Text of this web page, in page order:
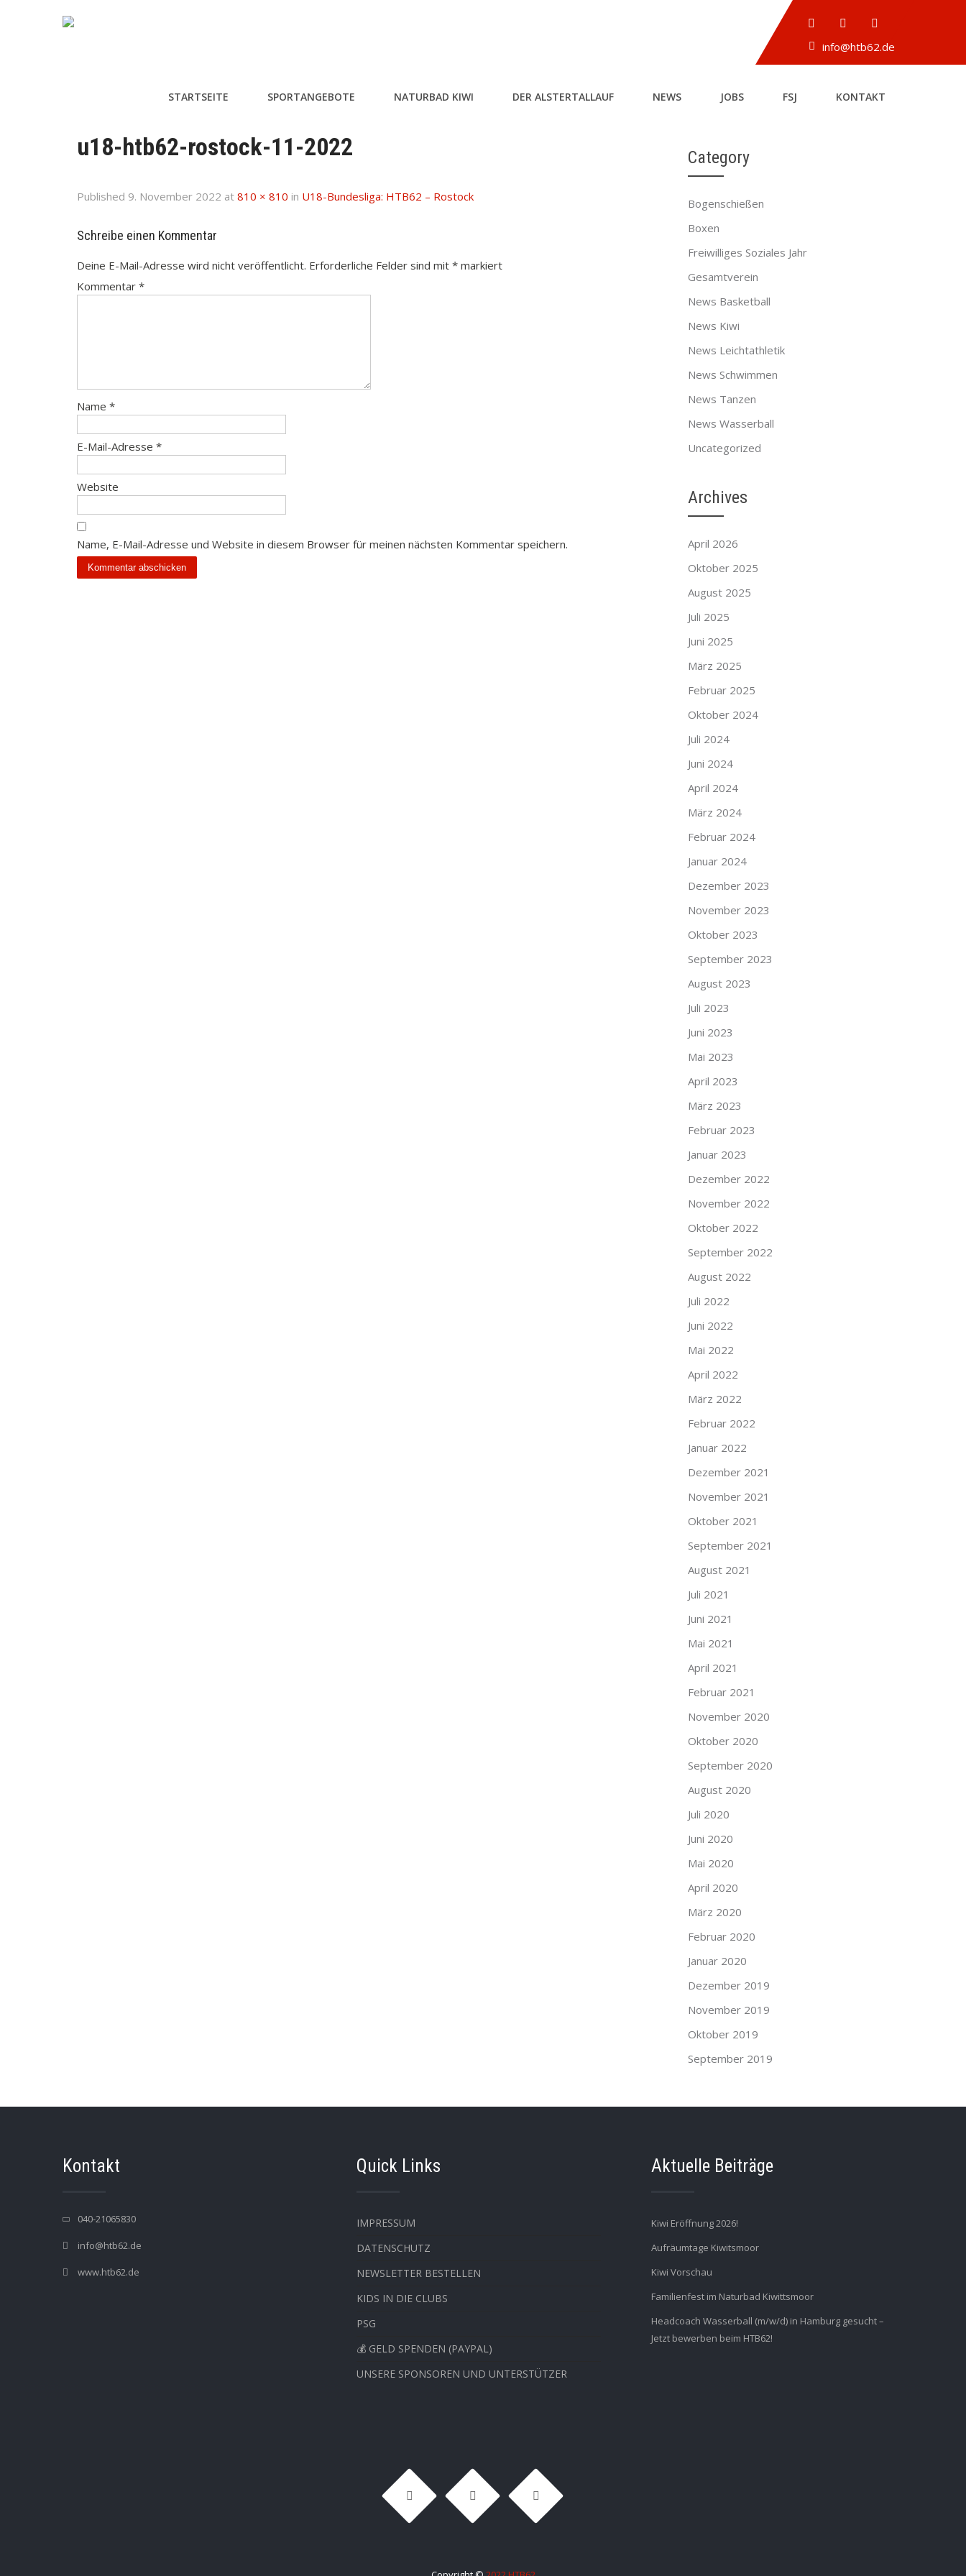
info@htb62.de
STARTSEITE SPORTANGEBOTE NATURBAD KIWI DER ALSTERTALLAUF NEWS JOBS FSJ KONTAKT
u18-htb62-rostock-11-2022
Published 9. November 2022 at 810 × 810 in U18-Bundesliga: HTB62 – Rostock
Schreibe einen Kommentar
Deine E-Mail-Adresse wird nicht veröffentlicht. Erforderliche Felder sind mit * markiert
Kommentar *
Name *
E-Mail-Adresse *
Website
Name, E-Mail-Adresse und Website in diesem Browser für meinen nächsten Kommentar speichern.
Category
Bogenschießen
Boxen
Freiwilliges Soziales Jahr
Gesamtverein
News Basketball
News Kiwi
News Leichtathletik
News Schwimmen
News Tanzen
News Wasserball
Uncategorized
Archives
April 2026
Oktober 2025
August 2025
Juli 2025
Juni 2025
März 2025
Februar 2025
Oktober 2024
Juli 2024
Juni 2024
April 2024
März 2024
Februar 2024
Januar 2024
Dezember 2023
November 2023
Oktober 2023
September 2023
August 2023
Juli 2023
Juni 2023
Mai 2023
April 2023
März 2023
Februar 2023
Januar 2023
Dezember 2022
November 2022
Oktober 2022
September 2022
August 2022
Juli 2022
Juni 2022
Mai 2022
April 2022
März 2022
Februar 2022
Januar 2022
Dezember 2021
November 2021
Oktober 2021
September 2021
August 2021
Juli 2021
Juni 2021
Mai 2021
April 2021
Februar 2021
November 2020
Oktober 2020
September 2020
August 2020
Juli 2020
Juni 2020
Mai 2020
April 2020
März 2020
Februar 2020
Januar 2020
Dezember 2019
November 2019
Oktober 2019
September 2019
Kontakt
040-21065830
info@htb62.de
www.htb62.de
Quick Links
IMPRESSUM
DATENSCHUTZ
NEWSLETTER BESTELLEN
KIDS IN DIE CLUBS
PSG
💰 GELD SPENDEN (PAYPAL)
UNSERE SPONSOREN UND UNTERSTÜTZER
Aktuelle Beiträge
Kiwi Eröffnung 2026!
Aufräumtage Kiwitsmoor
Kiwi Vorschau
Familienfest im Naturbad Kiwittsmoor
Headcoach Wasserball (m/w/d) in Hamburg gesucht –
Jetzt bewerben beim HTB62!